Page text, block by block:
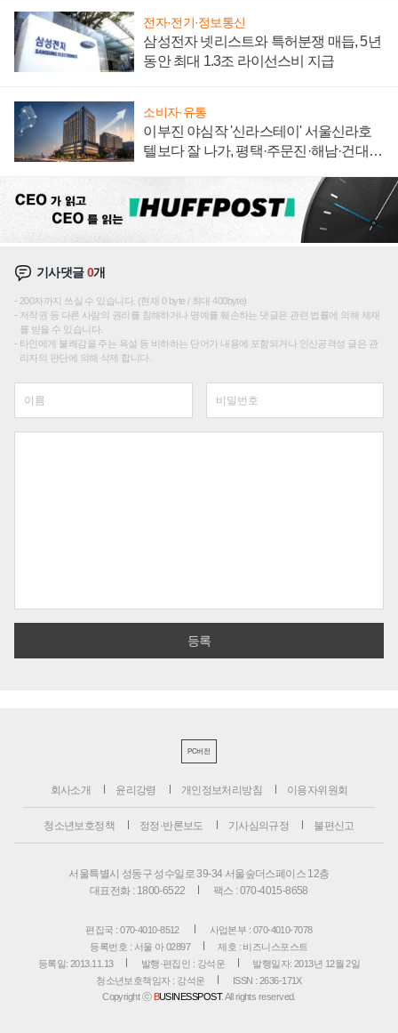
전자·전기·정보통신
삼성전자 넷리스트와 특허분쟁 매듭, 5년
동안 최대 1.3조 라이선스비 지급
소비자·유통
이부진 야심작 '신라스테이' 서울신라호
텔보다 잘 나가, 평택·주문진·해남·건대로
기사댓글0개
200자까지 쓰실 수 있습니다. (현재 0 byte / 최대 400byte)
저작권 등 다른 사람의 권리를 침해하거나 명예를 훼손하는 댓글은 관련 법률에 의해 제재
를 받을 수 있습니다.
타인에게 불쾌감을 주는 욕설 등 비하하는 단어가 내용에 포함되거나 인신공격성 글은 관
리자의 판단에 의해 삭제 합니다.
PC버전
회사소개 윤리강령 개인정보처리방침 이용자위원회
청소년보호정책 정정·반론보도 기사심의규정 불편신고
서울특별시 성동구 성수일로 39-34 서울숲더스페이스 12층
대표전화 : 1800-6522
팩스 : 070-4015-8658
편집국 : 070-4010-8512
사업본부 : 070-4010-7078
등록번호 : 서울 아 02897
제호 : 비즈니스포스트
등록일: 2013.11.13
발행·편집인 : 강석운
발행일자: 2013년 12월 2일
청소년보호책임자 : 강석운
ISSN : 2636-171X
Copyright ⓒ BUSINESSPOST. All rights reserved.